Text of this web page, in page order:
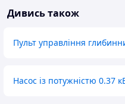
Дивись також
Пульт управління
Насос із потужністю 0.37